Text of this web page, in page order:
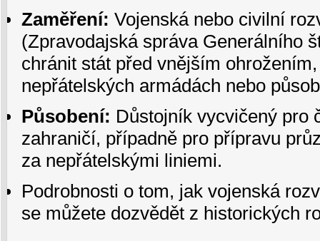
Zaměření: Vojenská nebo civilní
(Zpravodajská správa Generálního
chránit stát před vnějším
nepřátelských armádách nebo
Působení: Důstojník vycvičený pro
zahraničí, případně pro přípravu
za nepřátelskými liniemi.
Podrobnosti o tom, jak vojenská
se můžete dozvědět z historických